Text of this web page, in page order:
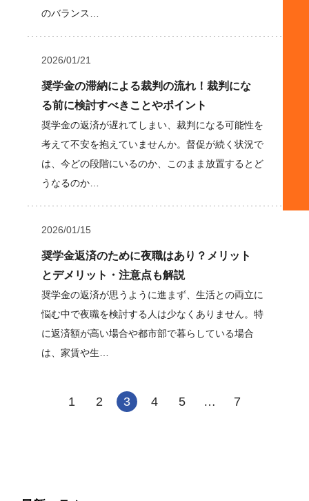
のバランス…
2026/01/21
奨学金の滞納による裁判の流れ！裁判にな
る前に検討すべきことやポイント
奨学金の返済が遅れてしまい、裁判になる可能性を
考えて不安を抱えていませんか。督促が続く状況で
は、今どの段階にいるのか、このまま放置するとど
うなるのか…
2026/01/15
奨学金返済のために夜職はあり？メリット
とデメリット・注意点も解説
奨学金の返済が思うように進まず、生活との両立に
悩む中で夜職を検討する人は少なくありません。特
に返済額が高い場合や都市部で暮らしている場合
は、家賃や生…
1 2 3 4 5 … 7